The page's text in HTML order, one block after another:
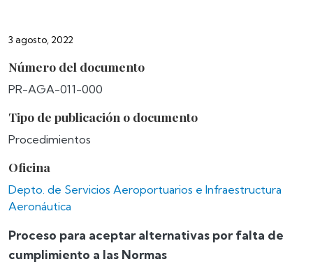
3 agosto, 2022
Número del documento
PR-AGA-011-000
Tipo de publicación o documento
Procedimientos
Oficina
Depto. de Servicios Aeroportuarios e Infraestructura
Aeronáutica
Proceso para aceptar alternativas por falta de
cumplimiento a las Normas